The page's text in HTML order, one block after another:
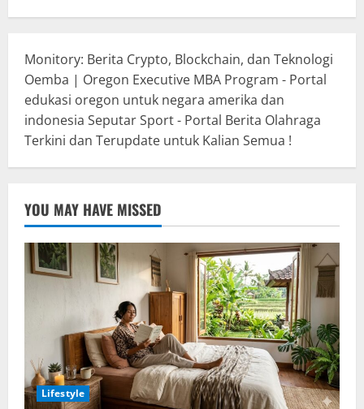
Monitory: Berita Crypto, Blockchain, dan Teknologi
Oemba | Oregon Executive MBA Program - Portal
edukasi oregon untuk negara amerika dan
indonesia Seputar Sport - Portal Berita Olahraga
Terkini dan Terupdate untuk Kalian Semua !
YOU MAY HAVE MISSED
Lifestyle